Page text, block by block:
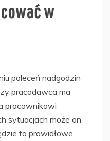
w
poleceń nadgodzin
pracodawca ma
pracownikowi
sytuacjach może on
to prawidłowe.